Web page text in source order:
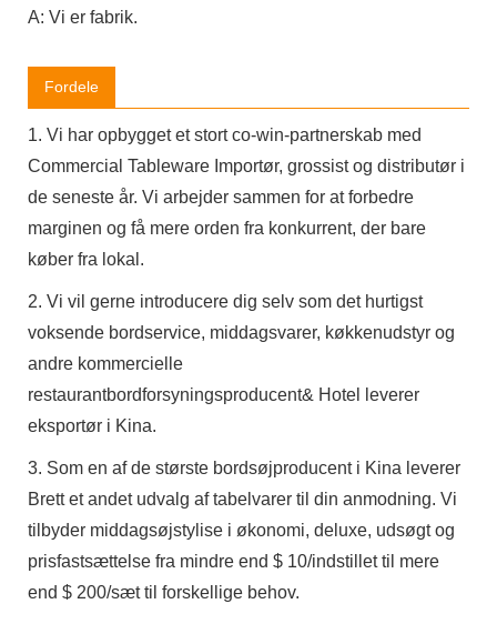
A: Vi er fabrik.
Fordele
1. Vi har opbygget et stort co-win-partnerskab med
Commercial Tableware Importør, grossist og distributør i
de seneste år. Vi arbejder sammen for at forbedre
marginen og få mere orden fra konkurrent, der bare
køber fra lokal.
2. Vi vil gerne introducere dig selv som det hurtigst
voksende bordservice, middagsvarer, køkkenudstyr og
andre kommercielle
restaurantbordforsyningsproducent& Hotel leverer
eksportør i Kina.
3. Som en af ​​de største bordsøjproducent i Kina leverer
Brett et andet udvalg af tabelvarer til din anmodning. Vi
tilbyder middagsøjstylise i økonomi, deluxe, udsøgt og
prisfastsættelse fra mindre end $ 10/indstillet til mere
end $ 200/sæt til forskellige behov.